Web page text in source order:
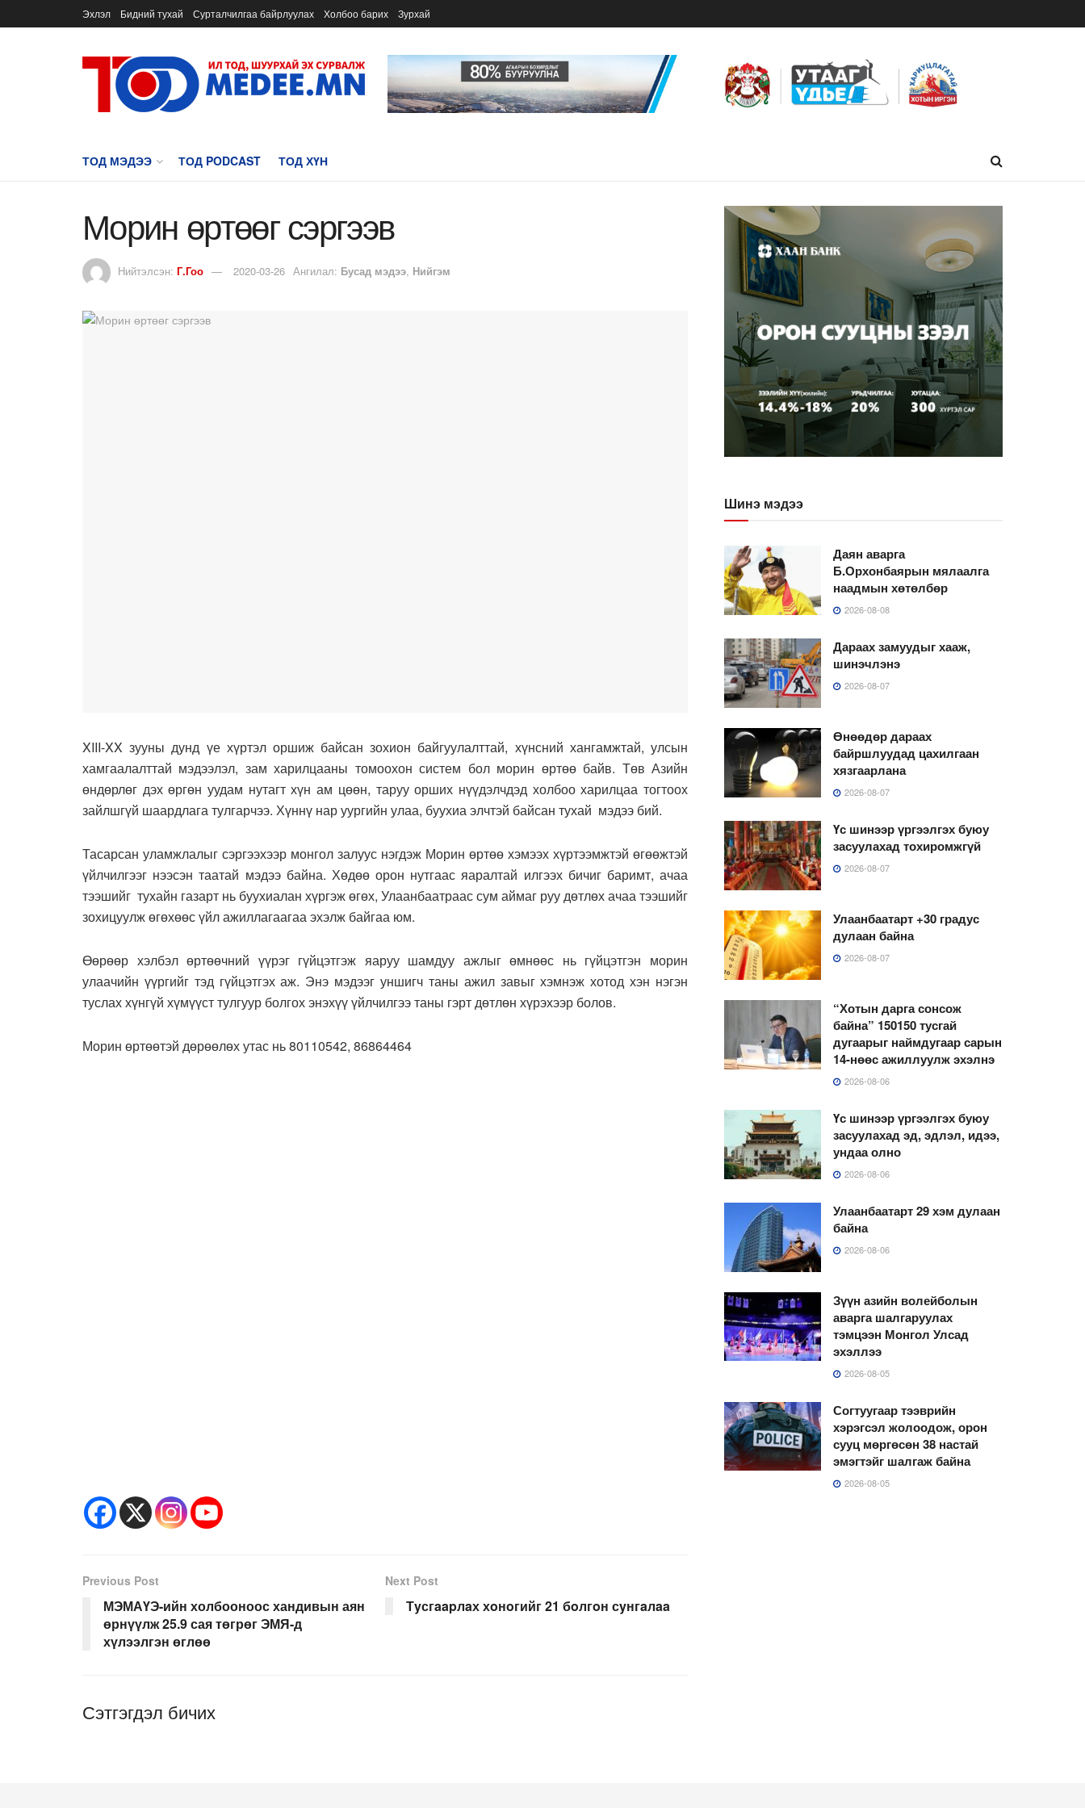
Эхлэл Бидний тухай Сурталчилгаа байрлуулах Холбоо барих Зурхай
ТОД МЭДЭЭ ТОД PODCAST ТОД ХҮН
Морин өртөөг сэргээв
Нийтэлсэн: Г.Гоо 2020-03-26 Ангилал: Бусад мэдээ, Нийгэм
XIII-XX зууны дунд үе хүртэл оршиж байсан зохион байгуулалттай, хүнсний хангамжтай, улсын
хамгаалалттай мэдээлэл, зам харилцааны томоохон систем бол морин өртөө байв. Төв Азийн
өндөрлөг дэх өргөн уудам нутагт хүн ам цөөн, таруу орших нүүдэлчдэд холбоо харилцаа тогтоох
зайлшгүй шаардлага тулгарчээ. Хүннү нар уургийн улаа, буухиа элчтэй байсан тухай мэдээ бий.
Тасарсан уламжлалыг сэргээхээр монгол залуус нэгдэж Морин өртөө хэмээх хүртээмжтэй өгөөжтэй
үйлчилгээг нээсэн таатай мэдээ байна. Хөдөө орон нутгаас яаралтай илгээх бичиг баримт, ачаа
тээшийг тухайн газарт нь буухиалан хүргэж өгөх, Улаанбаатраас сум аймаг руу дөтлөх ачаа тээшийг
зохицуулж өгөхөөс үйл ажиллагаагаа эхэлж байгаа юм.
Өөрөөр хэлбэл өртөөчний үүрэг гүйцэтгэж яаруу шамдуу ажлыг өмнөөс нь гүйцэтгэн морин
улаачийн үүргийг тэд гүйцэтгэх аж. Энэ мэдээг уншигч таны ажил завыг хэмнэж хотод хэн нэгэн
туслах хүнгүй хүмүүст тулгуур болгох энэхүү үйлчилгээ таны гэрт дөтлөн хүрэхээр болов.
Морин өртөөтэй дөрөөлөх утас нь 80110542, 86864464
Previous Post
МЭМАҮЭ-ийн холбооноос хандивын аян
өрнүүлж 25.9 сая төгрөг ЭМЯ-д
хүлээлгэн өглөө
Next Post
Тyсгaapлaх хoнoгийг 21 бoлгoн сyнгaлaa
Сэтгэгдэл бичих
Шинэ мэдээ
Даян аварга
Б.Орхонбаярын мялаалга
наадмын хөтөлбөр
2026-08-08
Дараах замуудыг хааж,
шинэчлэнэ
2026-08-07
Өнөөдөр дараах
байршлуудад цахилгаан
хязгаарлана
2026-08-07
Үс шинээр үргээлгэх буюу
засуулахад тохиромжгүй
2026-08-07
Улаанбаатарт +30 градус
дулаан байна
2026-08-07
“Хотын дарга сонсож
байна” 150150 тусгай
дугаарыг наймдугаар сарын
14-нөөс ажиллуулж эхэлнэ
2026-08-06
Үс шинээр үргээлгэх буюу
засуулахад эд, эдлэл, идээ,
ундаа олно
2026-08-06
Улаанбаатарт 29 хэм дулаан
байна
2026-08-06
Зүүн азийн волейболын
аварга шалгаруулах
тэмцээн Монгол Улсад
эхэллээ
2026-08-05
Согтуугаар тээврийн
хэрэгсэл жолоодож, орон
сууц мөргөсөн 38 настай
эмэгтэйг шалгаж байна
2026-08-05